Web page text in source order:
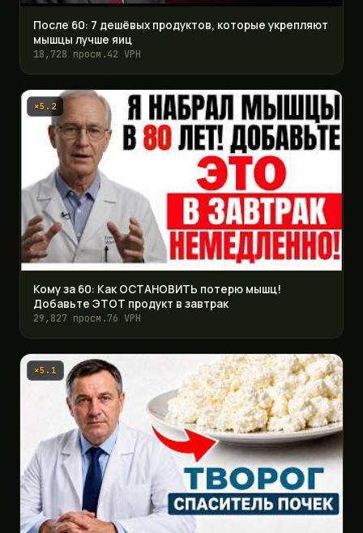
После 60: 7 дешёвых продуктов, которые укрепляют
мышцы лучше яиц
18,728 просм.42 VPH
×5.2
Кому за 60: Как ОСТАНОВИТЬ потерю мышц!
Добавьте ЭТОТ продукт в завтрак
29,827 просм.76 VPH
×5.1